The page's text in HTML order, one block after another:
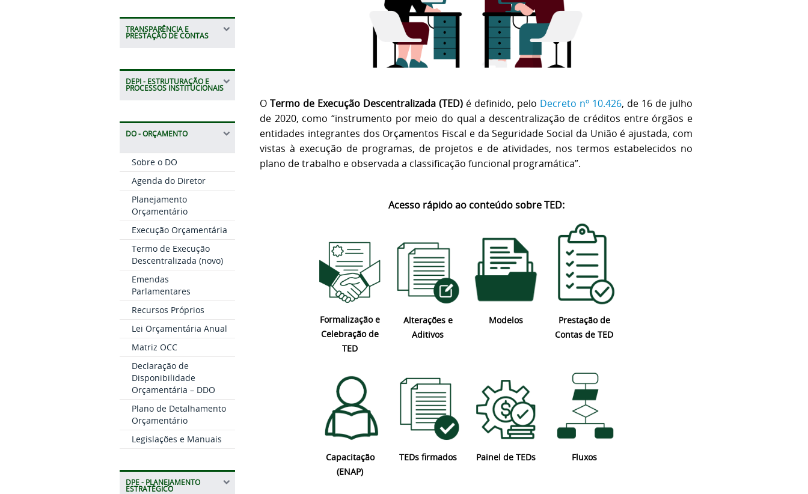
TRANSPARÊNCIA E
PRESTAÇÃO DE CONTAS
DEPI - ESTRUTURAÇÃO E
PROCESSOS INSTITUCIONAIS
DO - ORÇAMENTO
Sobre o DO
Agenda do Diretor
Planejamento
Orçamentário
Execução Orçamentária
Termo de Execução
Descentralizada (novo)
Emendas
Parlamentares
Recursos Próprios
Lei Orçamentária Anual
Matriz OCC
Declaração de
Disponibilidade
Orçamentária – DDO
Plano de Detalhamento
Orçamentário
Legislações e Manuais
DPE - PLANEJAMENTO
ESTRATÉGICO
O Termo de Execução Descentralizada (TED) é definido, pelo Decreto nº 10.426, de 16 de julho
de 2020, como “instrumento por meio do qual a descentralização de créditos entre órgãos e
entidades integrantes dos Orçamentos Fiscal e da Seguridade Social da União é ajustada, com
vistas à execução de programas, de projetos e de atividades, nos termos estabelecidos no
plano de trabalho e observada a classificação funcional programática”.
Acesso rápido ao conteúdo sobre TED:
Formalização e
Celebração de
TED
Alterações e
Aditivos
Modelos
Prestação de
Contas de TED
Capacitação
(ENAP)
TEDs firmados Painel de TEDs Fluxos